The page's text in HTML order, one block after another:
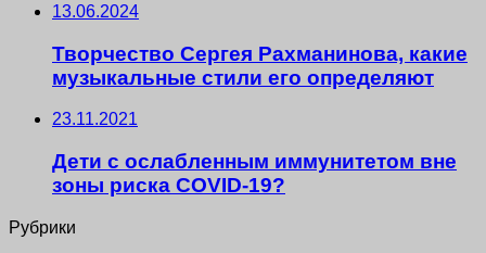
13.06.2024
Творчество Сергея Рахманинова, какие
музыкальные стили его определяют
23.11.2021
Дети с ослабленным иммунитетом вне
зоны риска COVID-19?
Рубрики